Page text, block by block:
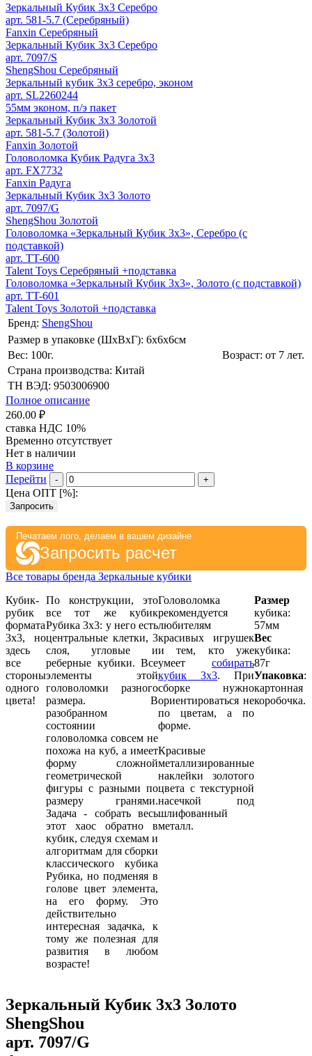
Зеркальный Кубик 3х3 Серебро
арт. 581-5.7 (Серебряный)
Fanxin Серебряный
Зеркальный Кубик 3х3 Серебро
арт. 7097/S
ShengShou Серебряный
Зеркальный кубик 3х3 серебро, эконом
арт. SL2260244
55мм эконом, п/э пакет
Зеркальный Кубик 3х3 Золотой
арт. 581-5.7 (Золотой)
Fanxin Золотой
Головоломка Кубик Радуга 3х3
арт. FX7732
Fanxin Радуга
Зеркальный Кубик 3х3 Золото
арт. 7097/G
ShengShou Золотой
Головоломка «Зеркальный Кубик 3х3», Серебро (с
подставкой)
арт. TT-600
Talent Toys Серебряный +подставка
Головоломка «Зеркальный Кубик 3х3», Золото (с подставкой)
арт. TT-601
Talent Toys Золотой +подставка
Бренд: ShengShou
Размер в упаковке (ШхВxГ): 6х6х6cм
Вес: 100г.
Возраст: от 7 лет.
Страна производства: Китай
ТН ВЭД: 9503006900
Полное описание
260.00 ₽
ставка НДС 10%
Временно отсутствует
Нет в наличии
В корзине
Перейти
- +
Цена ОПТ [%]:
Запросить
Печатаем лого, делаем в вашем дизайне
Запросить расчет
Все товары бренда Зеркальные кубики
Кубик-
рубик
формата
3х3, но
здесь
все
стороны
одного
цвета!
По конструкции, это
все тот же кубик
Рубика 3х3: у него есть
центральные клетки, 3
слоя, угловые и
реберные кубики. Все
элементы этой
головоломки разного
размера. В
разобранном
состоянии
головоломка совсем не
похожа на куб, а имеет
форму сложной
геометрической
фигуры с разными по
размеру гранями.
Задача - собрать весь
этот хаос обратно в
кубик, следуя схемам и
алгоритмам для сборки
классического кубика
Рубика, но подменяя в
голове цвет элемента,
на его форму. Это
действительно
интересная задачка, к
тому же полезная для
развития в любом
возрасте!
Головоломка
рекомендуется
любителям
красивых игрушек
и тем, кто уже
умеет собирать
кубик 3х3. При
сборке нужно
ориентироваться не
по цветам, а по
форме.
Красивые
металлизированные
наклейки золотого
цвета c текстурной
насечкой под
шлифованный
металл.
Размер
кубика:
57мм
Вес
кубика:
87г
Упаковка:
картонная
коробочка.
Зеркальный Кубик 3х3 Золото
ShengShou
арт. 7097/G